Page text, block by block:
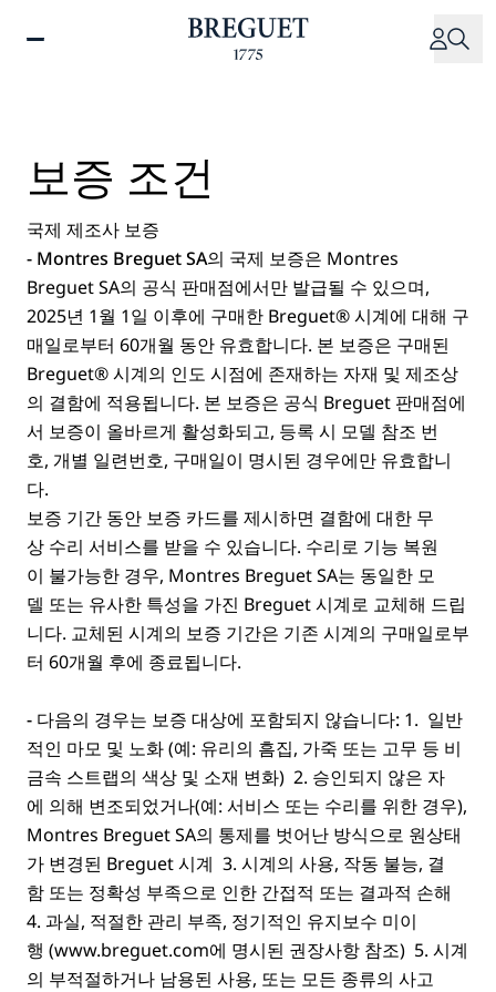
보증 조건
국제 제조사 보증
- Montres Breguet SA의 국제 보증은 Montres
Breguet SA의 공식 판매점에서만 발급될 수 있으며,
2025년 1월 1일 이후에 구매한 Breguet® 시계에 대해 구
매일로부터 60개월 동안 유효합니다. 본 보증은 구매된
Breguet® 시계의 인도 시점에 존재하는 자재 및 제조상
의 결함에 적용됩니다. 본 보증은 공식 Breguet 판매점에
서 보증이 올바르게 활성화되고, 등록 시 모델 참조 번
호, 개별 일련번호, 구매일이 명시된 경우에만 유효합니
다.
보증 기간 동안 보증 카드를 제시하면 결함에 대한 무
상 수리 서비스를 받을 수 있습니다. 수리로 기능 복원
이 불가능한 경우, Montres Breguet SA는 동일한 모
델 또는 유사한 특성을 가진 Breguet 시계로 교체해 드립
니다. 교체된 시계의 보증 기간은 기존 시계의 구매일로부
터 60개월 후에 종료됩니다.
- 다음의 경우는 보증 대상에 포함되지 않습니다: 1. 일반
적인 마모 및 노화 (예: 유리의 흠집, 가죽 또는 고무 등 비
금속 스트랩의 색상 및 소재 변화) 2. 승인되지 않은 자
에 의해 변조되었거나(예: 서비스 또는 수리를 위한 경우),
Montres Breguet SA의 통제를 벗어난 방식으로 원상태
가 변경된 Breguet 시계 3. 시계의 사용, 작동 불능, 결
함 또는 정확성 부족으로 인한 간접적 또는 결과적 손해
4. 과실, 적절한 관리 부족, 정기적인 유지보수 미이
행 (www.breguet.com에 명시된 권장사항 참조) 5. 시계
의 부적절하거나 남용된 사용, 또는 모든 종류의 사고